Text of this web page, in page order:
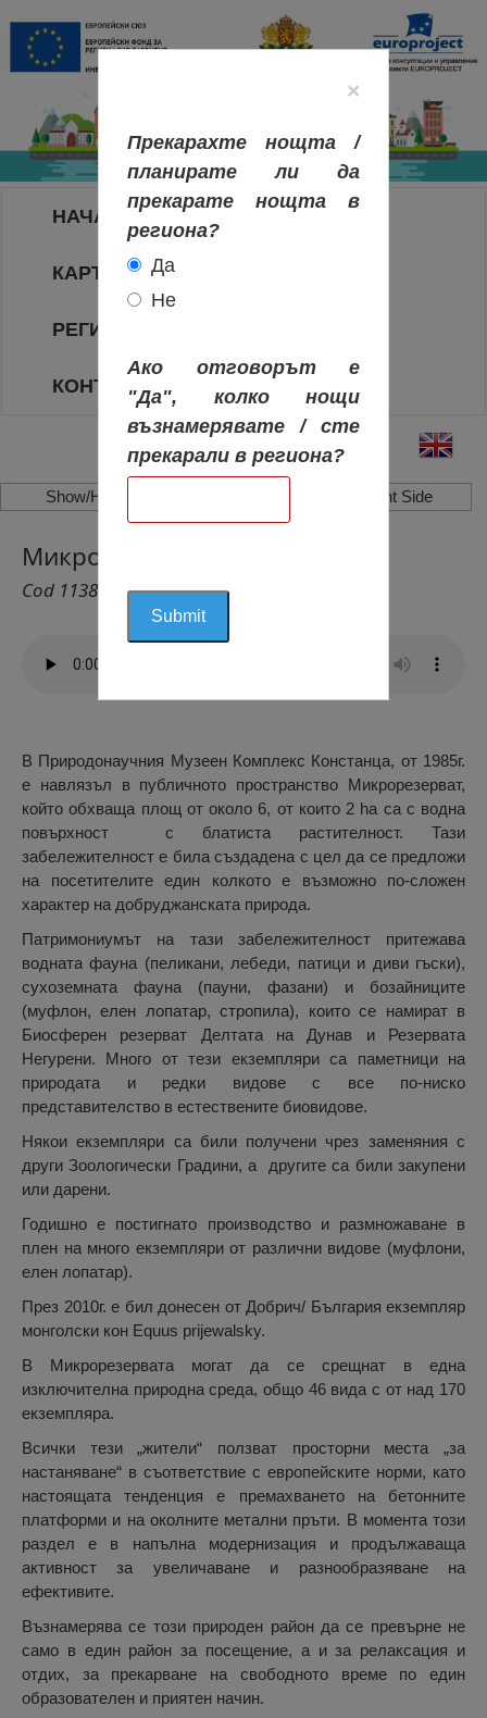
НАЧАЛО
КАРТА НА РЕГИОНИТЕ
РЕГИОНИ
КОНТАКТИ
Show/Hide Left Side Show/Hide Right Side
Микроделта, Констанца
Cod 1138
В Природонаучния Музеен Комплекс Констанца, от 1985г.
е навлязъл в публичното пространство Микрорезерват,
който обхваща площ от около 6, от които 2 ha са с водна
повърхност с блатиста растителност. Тази
забележителност е била създадена с цел да се предложи
на посетителите един колкото е възможно по-сложен
характер на добруджанската природа.
Патримониумът на тази забележителност притежава
водната фауна (пеликани, лебеди, патици и диви гъски),
сухоземната фауна (пауни, фазани) и бозайниците
(муфлон, елен лопатар, стропила), които се намират в
Биосферен резерват Делтата на Дунав и Резервата
Негурени. Много от тези екземпляри са паметници на
природата и редки видове с все по-ниско
представителство в естествените биовидове.
Някои екземпляри са били получени чрез заменяния с
други Зоологически Градини, а другите са били закупени
или дарени.
Годишно е постигнато производство и размножаване в
плен на много екземпляри от различни видове (муфлони,
елен лопатар).
През 2010г. е бил донесен от Добрич/ България екземпляр
монголски кон Equus prijewalsky.
В Микрорезервата могат да се срещнат в една
изключителна природна среда, общо 46 вида с от над 170
екземпляра.
Всички тези „жители“ ползват просторни места „за
настаняване“ в съответствие с европейските норми, като
настоящата тенденция е премахването на бетонните
платформи и на околните метални пръти. В момента този
раздел е в напълна модернизация и продължаваща
активност за увеличаване и разнообразяване на
ефективите.
Възнамерява се този природен район да се превърне не
само в един район за посещение, а и за релаксация и
отдих, за прекарване на свободното време по един
образователен и приятен начин.
×
Прекарахте нощта /
планирате ли да
прекарате нощта в
региона?
Да
Не
Ако отговорът е
"Да", колко нощи
възнамерявате / сте
прекарали в региона?